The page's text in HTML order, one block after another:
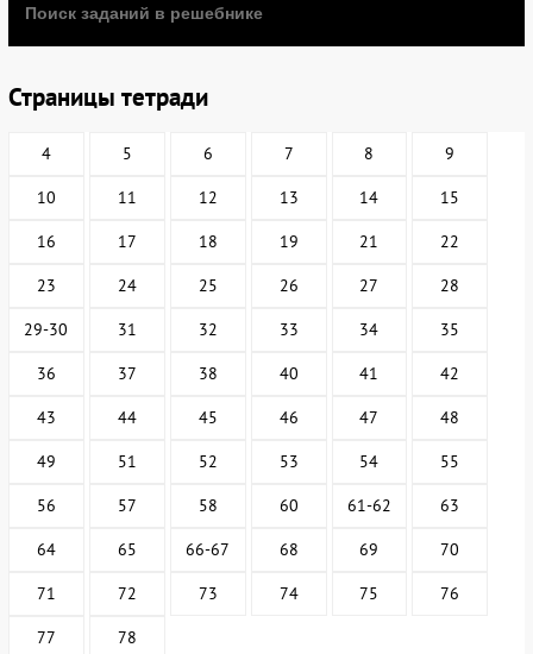
Страницы тетради
4 5 6 7 8 9
10 11 12 13 14 15
16 17 18 19 21 22
23 24 25 26 27 28
29-30 31 32 33 34 35
36 37 38 40 41 42
43 44 45 46 47 48
49 51 52 53 54 55
56 57 58 60 61-62 63
64 65 66-67 68 69 70
71 72 73 74 75 76
77 78